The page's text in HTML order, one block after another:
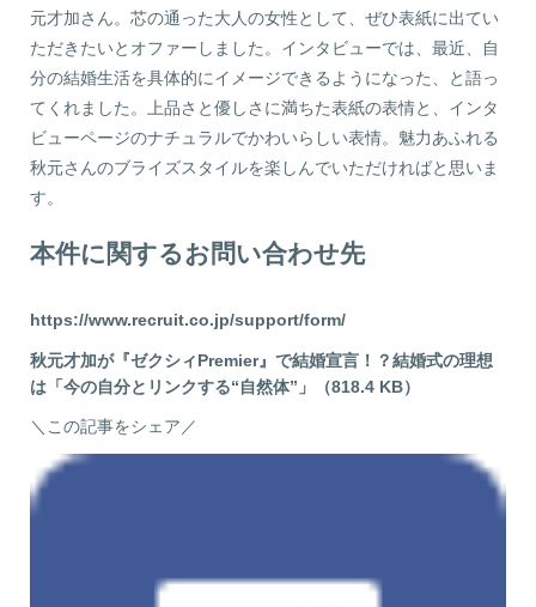
元才加さん。芯の通った大人の女性として、ぜひ表紙に出てい
ただきたいとオファーしました。インタビューでは、最近、自
分の結婚生活を具体的にイメージできるようになった、と語っ
てくれました。上品さと優しさに満ちた表紙の表情と、インタ
ビューページのナチュラルでかわいらしい表情。魅力あふれる
秋元さんのブライズスタイルを楽しんでいただければと思いま
す。
本件に関するお問い合わせ先
https://www.recruit.co.jp/support/form/
秋元才加が『ゼクシィPremier』で結婚宣言！？結婚式の理想
は「今の自分とリンクする“自然体”」（818.4 KB）
＼この記事をシェア／